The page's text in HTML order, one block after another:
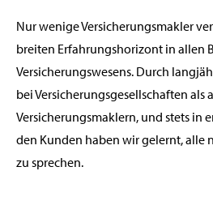
Nur wenige Versicherungsmakler
breiten Erfahrungshorizont in allen
Versicherungswesens. Durch
bei Versicherungsgesellschaften als
Versicherungsmaklern, und stets in
den Kunden haben wir gelernt, alle
zu sprechen.